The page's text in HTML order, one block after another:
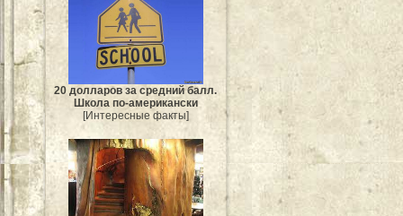
20 долларов за средний балл.
Школа по-американски
[Интересные факты]